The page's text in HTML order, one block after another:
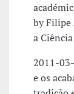
by Filipe
a
2011-
e os